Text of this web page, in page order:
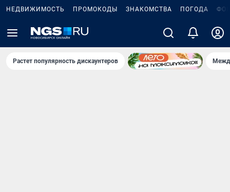
НЕДВИЖИМОСТЬ ПРОМОКОДЫ ЗНАКОМСТВА ПОГОДА
Растет популярность дискаунтеров